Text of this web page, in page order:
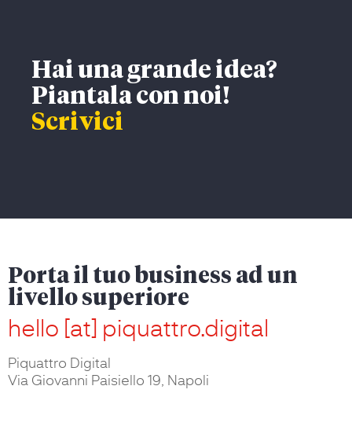
Hai una grande idea?
Piantala con noi!
Scrivici
Porta il tuo business ad un
livello superiore
hello [at] piquattro.digital
Piquattro Digital
Via Giovanni Paisiello 19, Napoli